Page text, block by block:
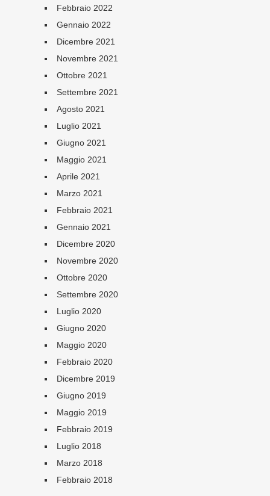
Febbraio 2022
Gennaio 2022
Dicembre 2021
Novembre 2021
Ottobre 2021
Settembre 2021
Agosto 2021
Luglio 2021
Giugno 2021
Maggio 2021
Aprile 2021
Marzo 2021
Febbraio 2021
Gennaio 2021
Dicembre 2020
Novembre 2020
Ottobre 2020
Settembre 2020
Luglio 2020
Giugno 2020
Maggio 2020
Febbraio 2020
Dicembre 2019
Giugno 2019
Maggio 2019
Febbraio 2019
Luglio 2018
Marzo 2018
Febbraio 2018